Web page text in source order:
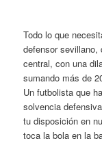
Todo lo que
defensor sevillano,
central, con una
sumando más de
Un futbolista que
solvencia
tu disposición en
toca la bola en la